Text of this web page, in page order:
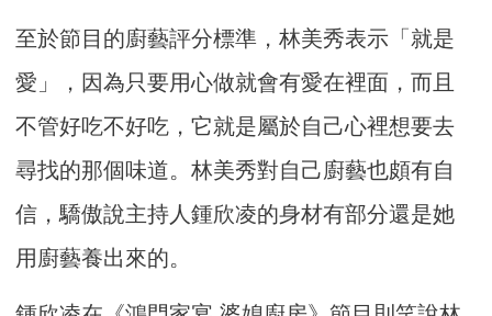
至於節目的廚藝評分標準，林美秀表示「就是
愛」，因為只要用心做就會有愛在裡面，而且
不管好吃不好吃，它就是屬於自己心裡想要去
尋找的那個味道。林美秀對自己廚藝也頗有自
信，驕傲說主持人鍾欣凌的身材有部分還是她
用廚藝養出來的。